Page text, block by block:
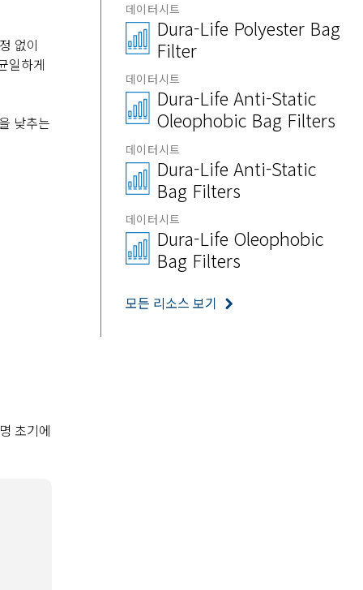
없이
일하게
낮추는
초기에
데이터시트
Dura-Life Polyester Bag
Filter
데이터시트
Dura-Life Anti-Static
Oleophobic Bag Filters
데이터시트
Dura-Life Anti-Static
Bag Filters
데이터시트
Dura-Life Oleophobic
Bag Filters
모든 리소스 보기